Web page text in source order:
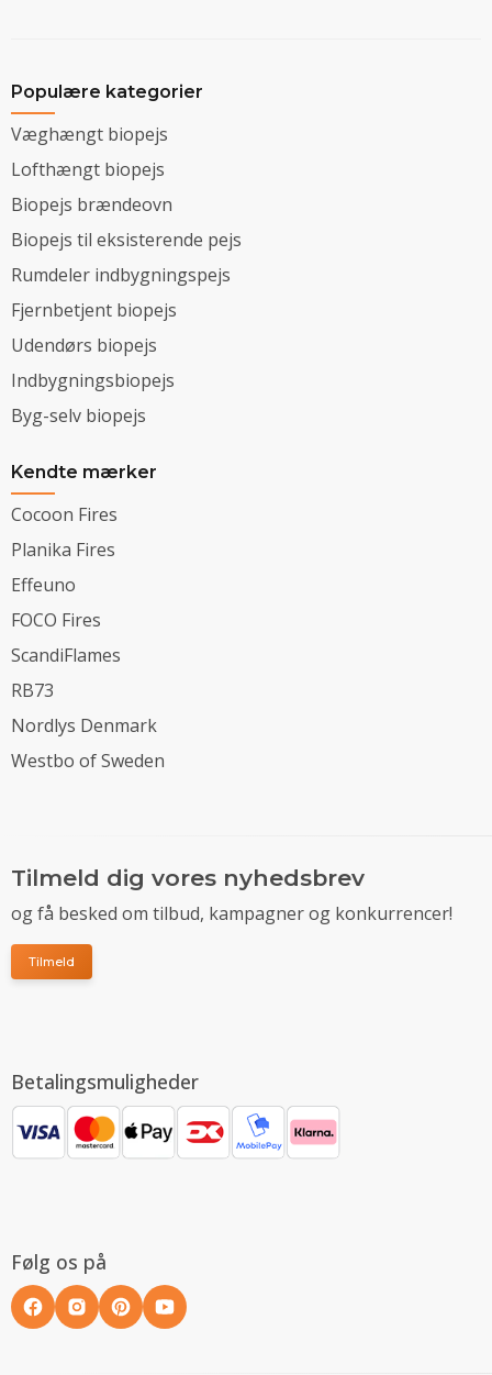
Populære kategorier
Væghængt biopejs
Lofthængt biopejs
Biopejs brændeovn
Biopejs til eksisterende pejs
Rumdeler indbygningspejs
Fjernbetjent biopejs
Udendørs biopejs
Indbygningsbiopejs
Byg-selv biopejs
Kendte mærker
Cocoon Fires
Planika Fires
Effeuno
FOCO Fires
ScandiFlames
RB73
Nordlys Denmark
Westbo of Sweden
Tilmeld dig vores nyhedsbrev
og få besked om tilbud, kampagner og konkurrencer!
Tilmeld
Betalingsmuligheder
Følg os på